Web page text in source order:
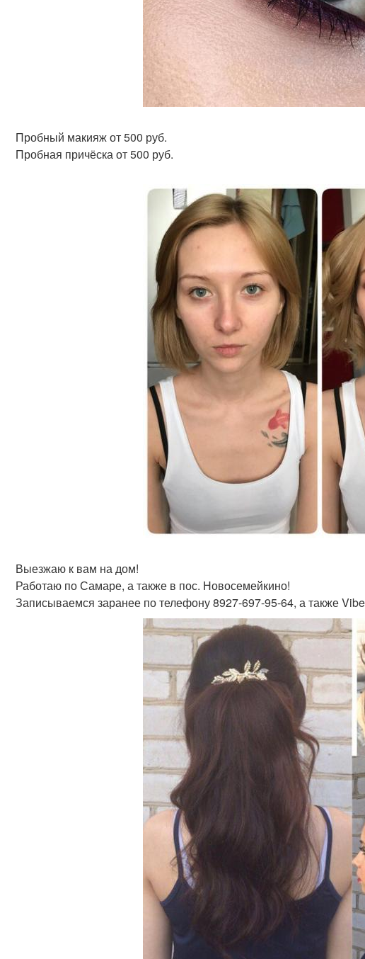
Пробный макияж от 500 руб.
Пробная причёска от 500 руб.
Выезжаю к вам на дом!
Работаю по Самаре, а также в пос. Новосемейкино!
Записываемся заранее по телефону 8927-697-95-64, а также